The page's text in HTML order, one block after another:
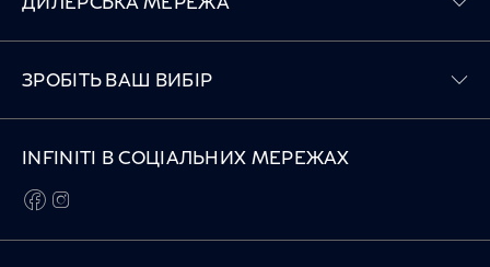
ЗРОБІТЬ ВАШ ВИБІР
INFINITI В СОЦІАЛЬНИХ МЕРЕЖАХ
facebook